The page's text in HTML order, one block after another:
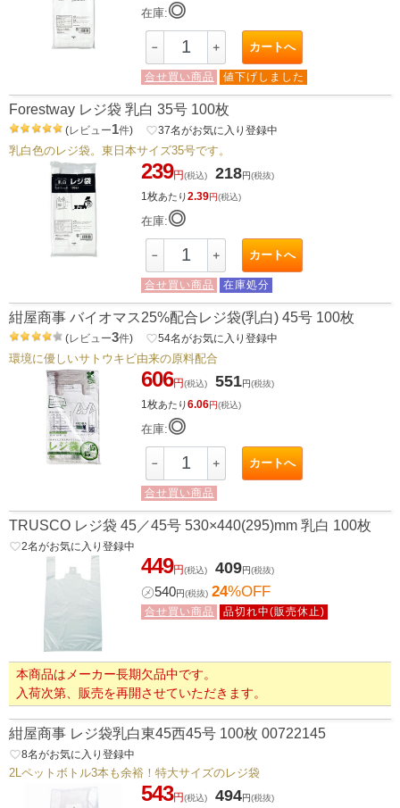
在庫:◎
－ ＋ カートへ
合せ買い商品 値下げしました
Forestway レジ袋 乳白 35号 100枚
(レビュー1件) favorite_border37名がお気に入り登録中
乳白色のレジ袋。東日本サイズ35号です。
239円(税込) 218円(税抜)
1枚あたり2.39円(税込)
在庫:◎
－ ＋ カートへ
合せ買い商品 在庫処分
紺屋商事 バイオマス25%配合レジ袋(乳白) 45号 100枚
(レビュー3件) favorite_border54名がお気に入り登録中
環境に優しいサトウキビ由来の原料配合
606円(税込) 551円(税抜)
1枚あたり6.06円(税込)
在庫:◎
－ ＋ カートへ
合せ買い商品
TRUSCO レジ袋 45／45号 530×440(295)mm 乳白 100枚
favorite_border2名がお気に入り登録中
449円(税込) 409円(税抜)
㋱540円(税抜) 24%OFF
合せ買い商品 品切れ中(販売休止)
本商品はメーカー長期欠品中です。
入荷次第、販売を再開させていただきます。
紺屋商事 レジ袋乳白東45西45号 100枚 00722145
favorite_border8名がお気に入り登録中
2Lペットボトル3本も余裕！特大サイズのレジ袋
543円(税込) 494円(税抜)